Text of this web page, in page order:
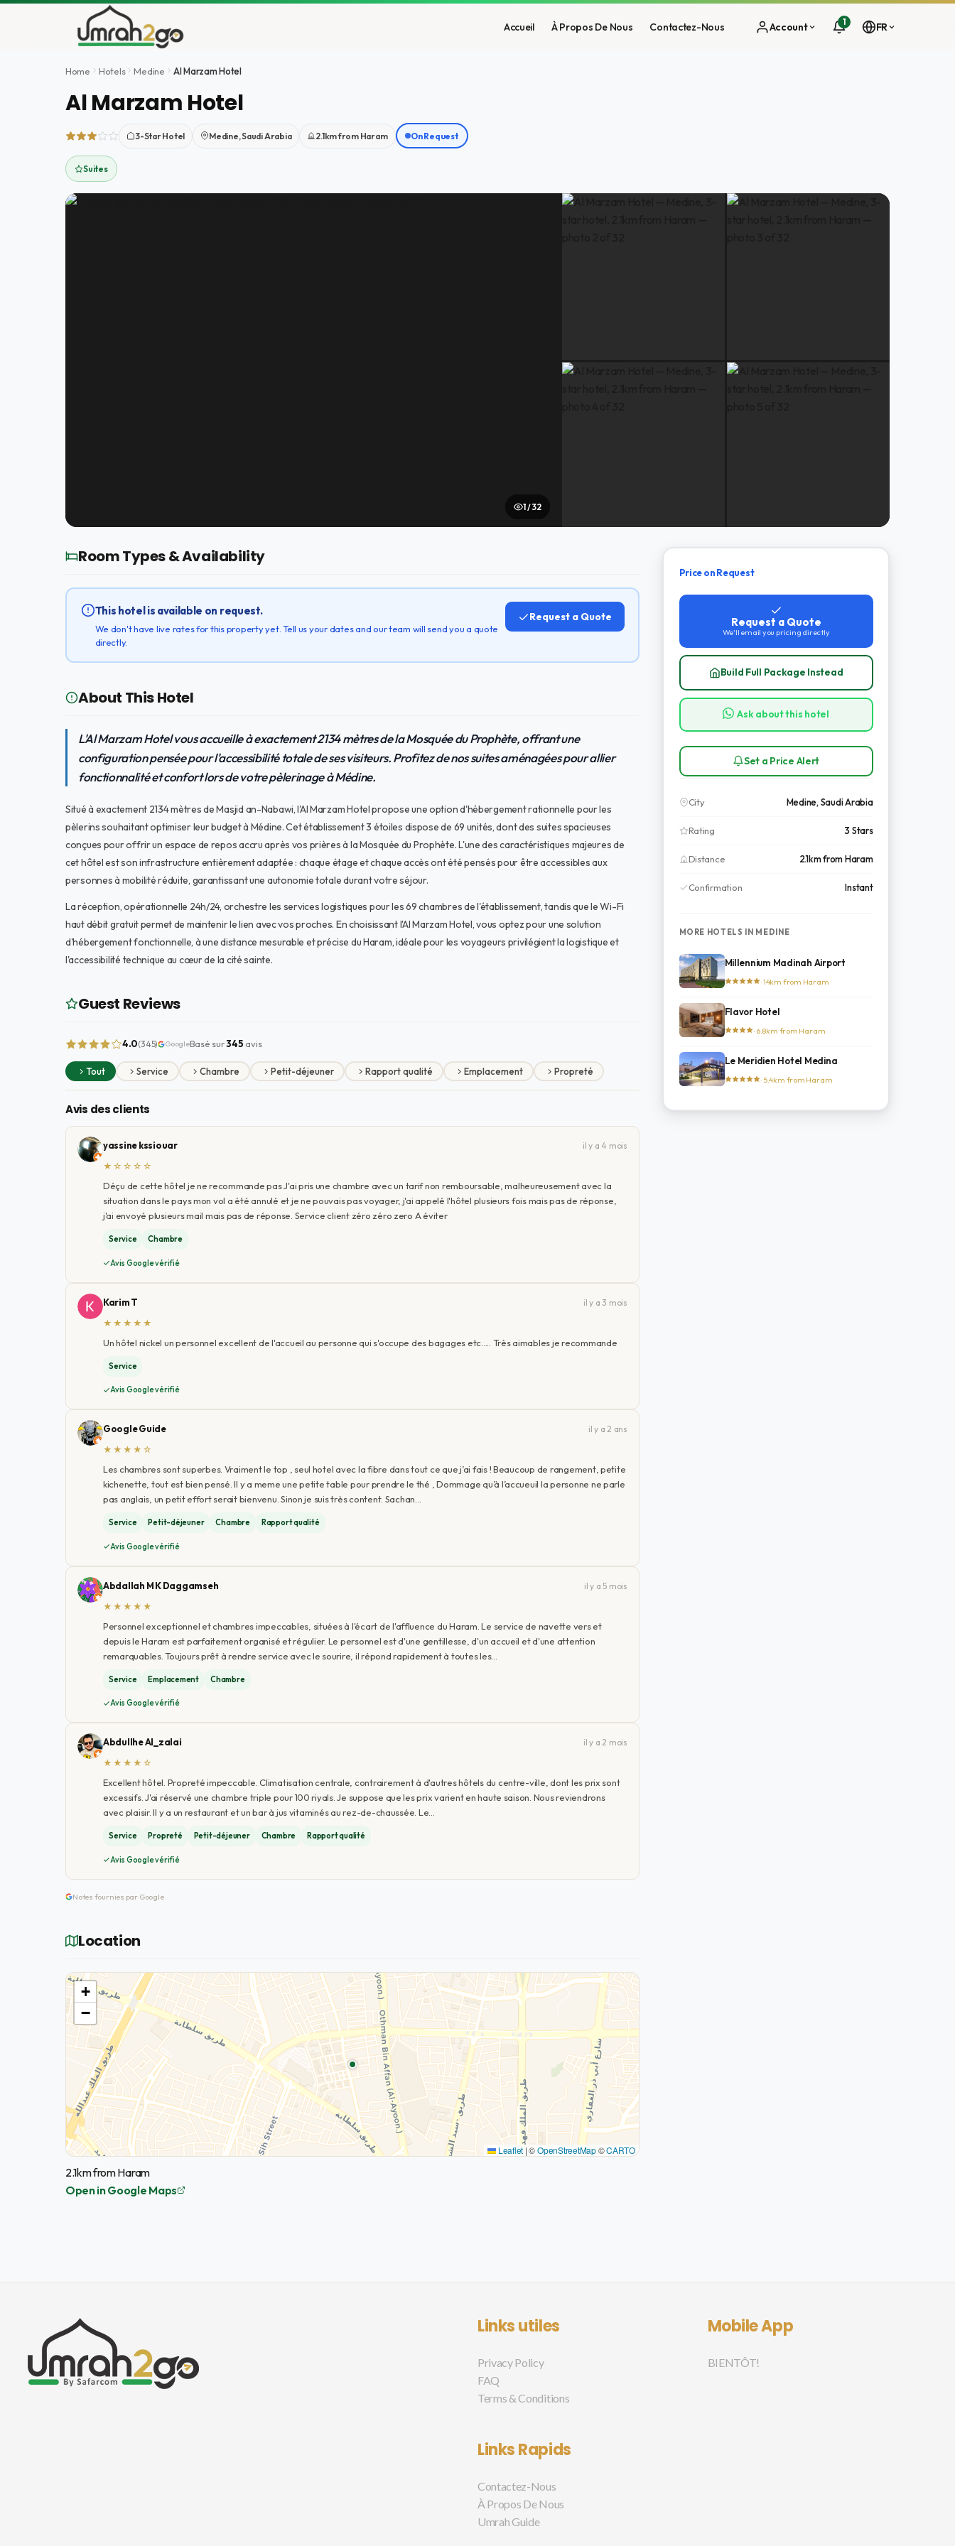
Aller
Accueil À Propos De Nous Contactez-Nous Account 1 FR
Home Hotels Medine Al Marzam Hotel
Al Marzam Hotel
3-Star Hotel Medine, Saudi Arabia 2.1km from Haram On Request
Suites
1 / 32
Room Types & Availability
This hotel is available on request.
We don't have live rates for this property yet. Tell us your dates and our team will send you a quote
directly.
Request a Quote
About This Hotel
L'Al Marzam Hotel vous accueille à exactement 2134 mètres de la Mosquée du Prophète, offrant une
configuration pensée pour l'accessibilité totale de ses visiteurs. Profitez de nos suites aménagées pour allier
fonctionnalité et confort lors de votre pèlerinage à Médine.
Situé à exactement 2134 mètres de Masjid an-Nabawi, l'Al Marzam Hotel propose une option d'hébergement rationnelle pour les
pèlerins souhaitant optimiser leur budget à Médine. Cet établissement 3 étoiles dispose de 69 unités, dont des suites spacieuses
conçues pour offrir un espace de repos accru après vos prières à la Mosquée du Prophète. L'une des caractéristiques majeures de
cet hôtel est son infrastructure entièrement adaptée : chaque étage et chaque accès ont été pensés pour être accessibles aux
personnes à mobilité réduite, garantissant une autonomie totale durant votre séjour.
La réception, opérationnelle 24h/24, orchestre les services logistiques pour les 69 chambres de l'établissement, tandis que le Wi-Fi
haut débit gratuit permet de maintenir le lien avec vos proches. En choisissant l'Al Marzam Hotel, vous optez pour une solution
d'hébergement fonctionnelle, à une distance mesurable et précise du Haram, idéale pour les voyageurs privilégient la logistique et
l'accessibilité technique au cœur de la cité sainte.
Guest Reviews
4.0(345) GoogleBasé sur345 avis
Tout Service Chambre Petit-déjeuner Rapport qualité Emplacement Propreté
Avis des clients
yassine kssiouar
il y a 4 mois
★☆☆☆☆
Déçu de cette hôtel je ne recommande pas J'ai pris une chambre avec un tarif non remboursable, malheureusement avec la
situation dans le pays mon vol a été annulé et je ne pouvais pas voyager, j'ai appelé l'hôtel plusieurs fois mais pas de réponse,
j'ai envoyé plusieurs mail mais pas de réponse. Service client zéro zéro zero A éviter
Service Chambre
Avis Google vérifié
Karim T
il y a 3 mois
★★★★★
Un hôtel nickel un personnel excellent de l'accueil au personne qui s'occupe des bagages etc..... Très aimables je recommande
Service
Avis Google vérifié
Google Guide
il y a 2 ans
★★★★☆
Les chambres sont superbes. Vraiment le top , seul hotel avec la fibre dans tout ce que j’ai fais ! Beaucoup de rangement, petite
kichenette, tout est bien pensé. Il y a meme une petite table pour prendre le thé , Dommage qu’à l’accueuil la personne ne parle
pas anglais, un petit effort serait bienvenu. Sinon je suis très content. Sachan…
Service Petit-déjeuner Chambre Rapport qualité
Avis Google vérifié
Abdallah M K Daggamseh
il y a 5 mois
★★★★★
Personnel exceptionnel et chambres impeccables, situées à l'écart de l'affluence du Haram. Le service de navette vers et
depuis le Haram est parfaitement organisé et régulier. Le personnel est d'une gentillesse, d'un accueil et d'une attention
remarquables. Toujours prêt à rendre service avec le sourire, il répond rapidement à toutes les…
Service Emplacement Chambre
Avis Google vérifié
Abdullhe Al_zalai
il y a 2 mois
★★★★☆
Excellent hôtel. Propreté impeccable. Climatisation centrale, contrairement à d'autres hôtels du centre-ville, dont les prix sont
excessifs. J'ai réservé une chambre triple pour 100 riyals. Je suppose que les prix varient en haute saison. Nous reviendrons
avec plaisir. Il y a un restaurant et un bar à jus vitaminés au rez-de-chaussée. Le…
Service Propreté Petit-déjeuner Chambre Rapport qualité
Avis Google vérifié
Notes fournies par Google
Location
+
−
Leaflet |©OpenStreetMap©CARTO
2.1km from Haram
Open in Google Maps
Price on Request
Request a Quote
We'll email you pricing directly
Build Full Package Instead
Ask about this hotel
Set a Price Alert
City Medine, Saudi Arabia
Rating 3 Stars
Distance 2.1km from Haram
Confirmation Instant
MORE HOTELS IN MEDINE
Millennium Madinah Airport
· 14km from Haram
Flavor Hotel
· 6.8km from Haram
Le Meridien Hotel Medina
· 5.4km from Haram
Links utiles
Privacy Policy
FAQ
Terms & Conditions
Links Rapids
Contactez-Nous
À Propos De Nous
Umrah Guide
Mobile App
BIENTÔT!